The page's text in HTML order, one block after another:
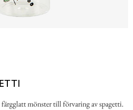
mönster till förvaring av spagetti.